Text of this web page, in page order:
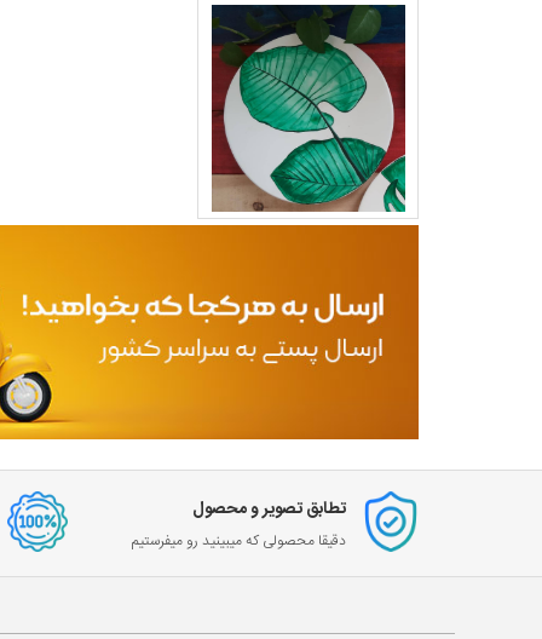
تطابق تصویر و محصول
دقیقا محصولی که میبینید رو میفرستیم